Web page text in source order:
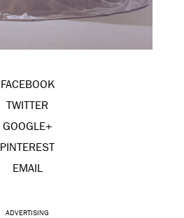
FACEBOOK
TWITTER
GOOGLE+
PINTEREST
EMAIL
ADVERTISING